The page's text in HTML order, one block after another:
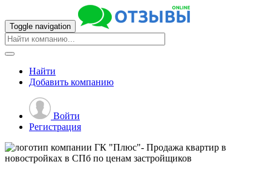
Toggle navigation
Найти
Добавить компанию
Войти
Регистрация